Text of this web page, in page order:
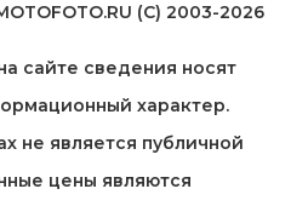
(C) 2003-2026
cайте сведения носят
характер.
не является публичной
цены являются